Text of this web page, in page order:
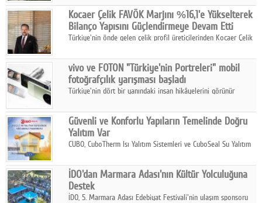
hasılatıyla Türkiye'nin en büyük 83. firması oldu.
Kocaer Çelik FAVÖK Marjını %16,1'e Yükselterek
Bilanço Yapısını Güçlendirmeye Devam Etti
Türkiye'nin önde gelen çelik profil üreticilerinden Kocaer Çelik
Çelik FAVÖK Marjını %16,1'e yükseltti.
vivo ve FOTON "Türkiye'nin Portreleri" mobil
fotoğrafçılık yarışması başladı
Türkiye'nin dört bir yanındaki insan hikâyelerini görünür
insanını, kültürünü ve yaşamını portre fotoğraflarıyla
anlatmaya davet ediyor.
Güvenli ve Konforlu Yapıların Temelinde Doğru
Yalıtım Var
CUBO, CuboTherm Isı Yalıtım Sistemleri ve CuboSeal Su Yalıtım
ve sürdürülebilir çözümler sunuyor.
İDO'dan Marmara Adası'nın Kültür Yolculuğuna
Destek
İDO, 5. Marmara Adası Edebiyat Festivali'nin ulaşım sponsoru